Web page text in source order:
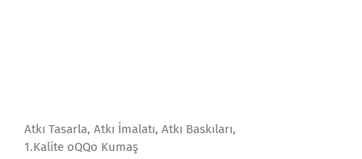
Atkı Tasarla, Atkı İmalatı, Atkı Baskıları,
1.Kalite oQQo Kumaş